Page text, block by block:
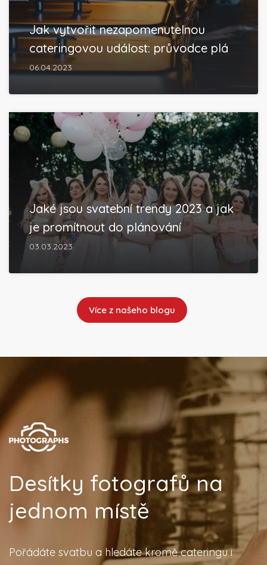
Jak vytvořit nezapomenutelnou
cateringovou událost: průvodce plá
06.04.2023
Jaké jsou svatební trendy 2023 a jak
je promítnout do plánování
03.03.2023
Více z našeho blogu
Desítky fotografů na
jednom místě
Pořádáte svatbu a hledáte kromě cateringu i